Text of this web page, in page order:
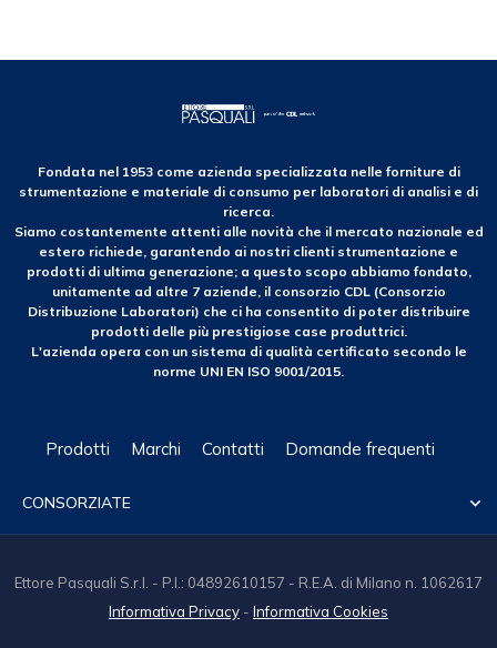
Fondata nel 1953 come azienda specializzata nelle forniture di
strumentazione e materiale di consumo per laboratori di analisi e di
ricerca.
Siamo costantemente attenti alle novità che il mercato nazionale ed
estero richiede, garantendo ai nostri clienti strumentazione e
prodotti di ultima generazione; a questo scopo abbiamo fondato,
unitamente ad altre 7 aziende, il consorzio CDL (Consorzio
Distribuzione Laboratori) che ci ha consentito di poter distribuire
prodotti delle più prestigiose case produttrici.
L'azienda opera con un sistema di qualità certificato secondo le
norme UNI EN ISO 9001/2015.
Prodotti Marchi Contatti Domande frequenti
CONSORZIATE 
Ettore Pasquali S.r.l. - P.I.: 04892610157 - R.E.A. di Milano n. 1062617
Informativa Privacy - Informativa Cookies